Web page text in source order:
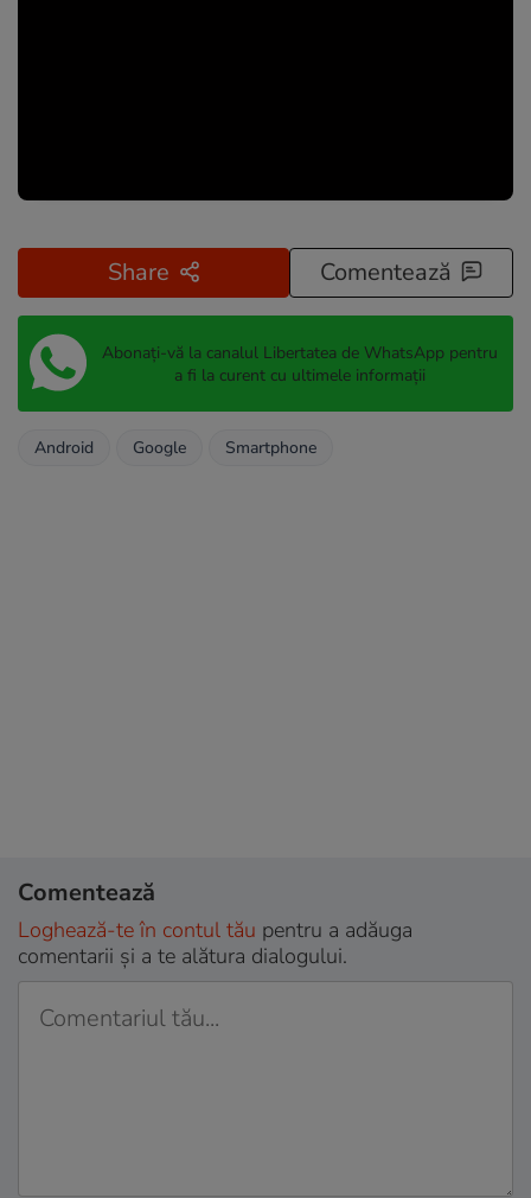
Share Comentează
Abonați-vă la canalul Libertatea de WhatsApp pentru
a fi la curent cu ultimele informații
Android Google Smartphone
Comentează
Loghează-te în contul tău pentru a adăuga
comentarii și a te alătura dialogului.